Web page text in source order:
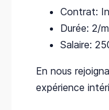
Contrat:
Durée: 2/
Salaire:
En nous
expérience